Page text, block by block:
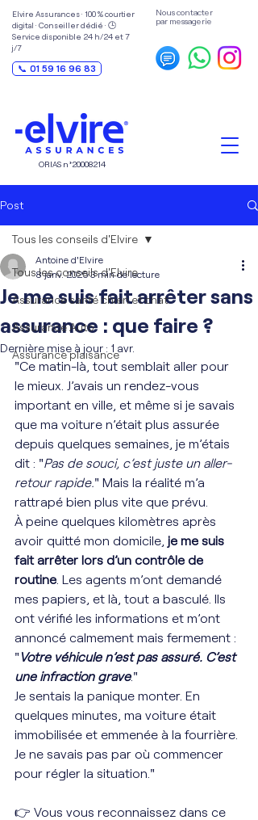
ORIAS n°20008214
Elvire Assurances · 100 % courtier
digital · Conseiller dédié · 🕒
Service disponible 24 h/24 et 7
j/7
📞 01 59 16 96 83
Nous contacter
par messagerie
Post
Tous les conseils d'Elvire
Assurance santé chien et chat
Assurance Auto
Assurance plaisance
Tous les conseils d'Elvire
Je me suis fait arrêter sans
assurance : que faire ?
Antoine d'Elvire
8 janv. 2025 3 min de lecture
Dernière mise à jour : 1 avr.
"Ce matin-là, tout semblait aller pour
le mieux. J’avais un rendez-vous
important en ville, et même si je savais
que ma voiture n’était plus assurée
depuis quelques semaines, je m’étais
dit : "Pas de souci, c’est juste un aller-
retour rapide." Mais la réalité m’a
rattrapé bien plus vite que prévu.
À peine quelques kilomètres après
avoir quitté mon domicile, je me suis
fait arrêter lors d’un contrôle de
routine . Les agents m’ont demandé
mes papiers, et là, tout a basculé. Ils
ont vérifié les informations et m’ont
annoncé calmement mais fermement :
" Votre véhicule n’est pas assuré. C’est
une infraction grave."
Je sentais la panique monter. En
quelques minutes, ma voiture était
immobilisée et emmenée à la fourrière.
Je ne savais pas par où commencer
pour régler la situation."
👉 Vous vous reconnaissez dans ce